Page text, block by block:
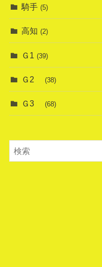
騎手 (5)
高知 (2)
Ｇ1 (39)
Ｇ2 (38)
Ｇ3 (68)